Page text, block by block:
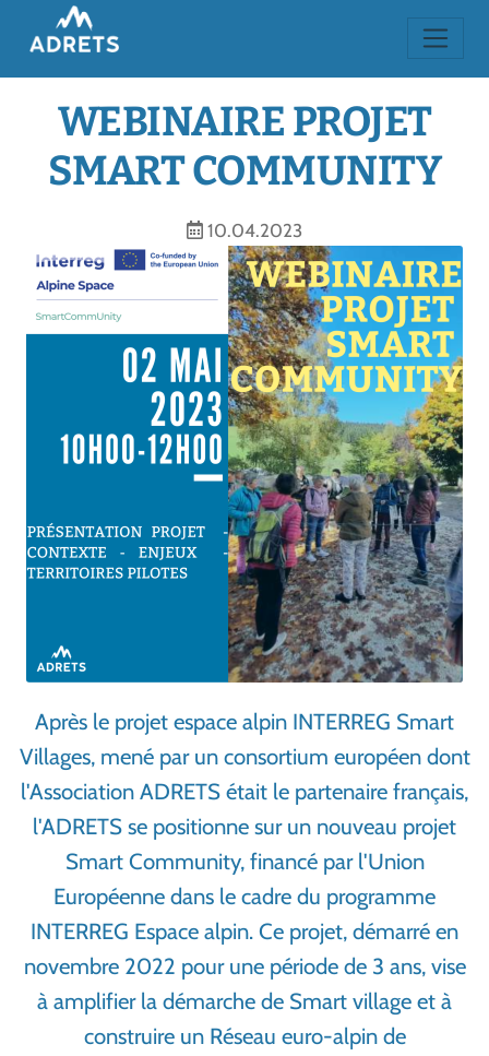
WEBINAIRE PROJET
SMART COMMUNITY
10.04.2023
Après le projet espace alpin INTERREG Smart
Villages, mené par un consortium européen dont
l'Association ADRETS était le partenaire français,
l'ADRETS se positionne sur un nouveau projet
Smart Community, financé par l'Union
Européenne dans le cadre du programme
INTERREG Espace alpin. Ce projet, démarré en
novembre 2022 pour une période de 3 ans, vise
à amplifier la démarche de Smart village et à
construire un Réseau euro-alpin de